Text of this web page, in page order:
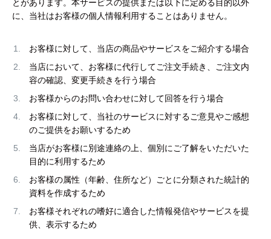
工事について
トイレ見積もりフォーム
DTY
取り付けの手順
交換工事
とがあります。本サービスの提供または以下に定める目的以外
に、当社はお客様の個人情報利用することはありません。
お客様に対して、当店の商品やサービスをご紹介する場合
当店において、お客様に代行してご注文手続き、ご注文内
容の確認、変更手続きを行う場合
お客様からのお問い合わせに対して回答を行う場合
お客様に対して、当社のサービスに対するご意見やご感想
のご提供をお願いするため
当店がお客様に別途連絡の上、個別にご了解をいただいた
目的に利用するため
お客様の属性（年齢、住所など）ごとに分類された統計的
資料を作成するため
お客様それぞれの嗜好に適合した情報発信やサービスを提
供、表示するため